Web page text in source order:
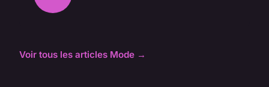
Voir tous les articles Mode →